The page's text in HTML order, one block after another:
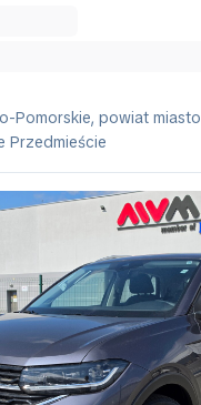
Pomorskie, powiat miasto
Przedmieście